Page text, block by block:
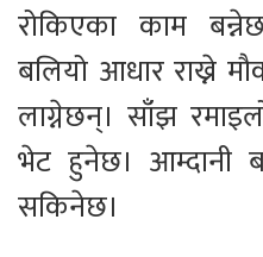
रोकिएका काम
बलियो आधार राख्ने
लाग्नेछन्। साँझ
भेट हुनेछ। आम्दानी
सकिनेछ।